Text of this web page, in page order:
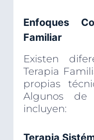
Enfoques
Familiar
Existen
Terapia
propias
Algunos
incluyen:
Terapia